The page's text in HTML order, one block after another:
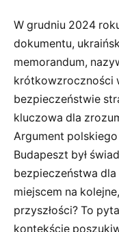
W grudniu 2024
dokumentu,
memorandum,
krótkowzroczności
bezpieczeństwie
kluczowa dla
Argument
Budapeszt był
bezpieczeństwa
miejscem na
przyszłości? To
kontekście